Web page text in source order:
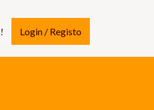
Login / Registo